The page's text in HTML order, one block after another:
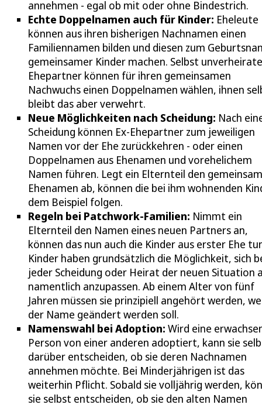
annehmen - egal ob mit oder ohne Bindestrich.
Echte Doppelnamen auch für Kinder: Eheleute
können aus ihren bisherigen Nachnamen einen
Familiennamen bilden und diesen zum
gemeinsamer Kinder machen. Selbst
Ehepartner können für ihren gemeinsamen
Nachwuchs einen Doppelnamen wählen, ihnen
bleibt das aber verwehrt.
Neue Möglichkeiten nach Scheidung: Nach
Scheidung können Ex-Ehepartner zum jeweiligen
Namen vor der Ehe zurückkehren - oder einen
Doppelnamen aus Ehenamen und vorehelichem
Namen führen. Legt ein Elternteil den
Ehenamen ab, können die bei ihm wohnenden
dem Beispiel folgen.
Regeln bei Patchwork-Familien: Nimmt ein
Elternteil den Namen eines neuen Partners an,
können das nun auch die Kinder aus erster Ehe
Kinder haben grundsätzlich die Möglichkeit, sich
jeder Scheidung oder Heirat der neuen Situation
namentlich anzupassen. Ab einem Alter von fünf
Jahren müssen sie prinzipiell angehört werden,
der Name geändert werden soll.
Namenswahl bei Adoption: Wird eine
Person von einer anderen adoptiert, kann sie
darüber entscheiden, ob sie deren Nachnamen
annehmen möchte. Bei Minderjährigen ist das
weiterhin Pflicht. Sobald sie volljährig werden,
sie selbst entscheiden, ob sie den alten Namen